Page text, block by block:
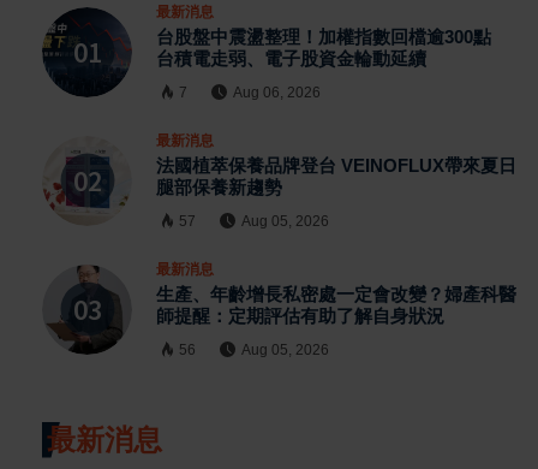
最新消息
台股盤中震盪整理！加權指數回檔逾300點
台積電走弱、電子股資金輪動延續
7 Aug 06, 2026
最新消息
法國植萃保養品牌登台 VEINOFLUX帶來夏日
腿部保養新趨勢
57 Aug 05, 2026
最新消息
生產、年齡增長私密處一定會改變？婦產科醫
師提醒：定期評估有助了解自身狀況
56 Aug 05, 2026
最新消息